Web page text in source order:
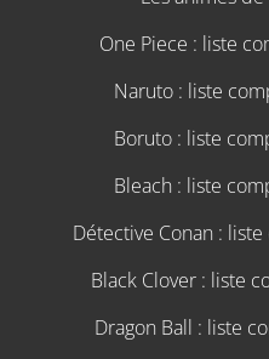
One Piece : liste
Naruto : liste
Boruto : liste
Bleach : liste
Détective Conan :
Black Clover : liste
Dragon Ball : liste